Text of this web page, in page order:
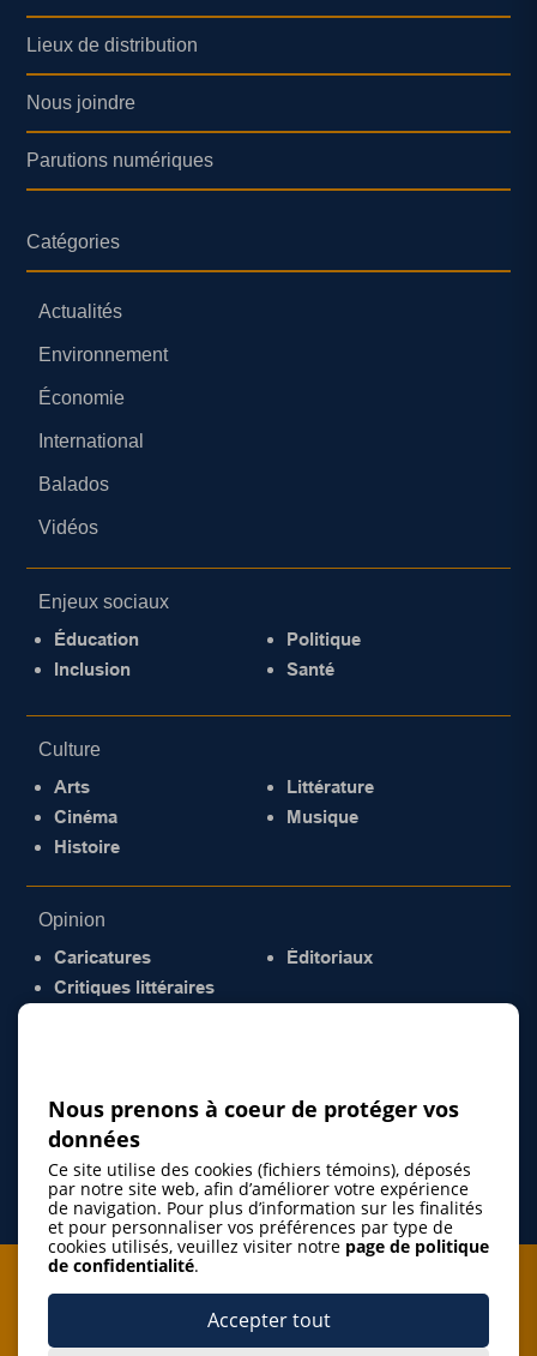
Lieux de distribution
Nous joindre
Parutions numériques
Catégories
Actualités
Environnement
Économie
International
Balados
Vidéos
Enjeux sociaux
Éducation
Inclusion
Politique
Santé
Culture
Arts
Cinéma
Histoire
Littérature
Musique
Opinion
Caricatures
Critiques littéraires
Éditoriaux
Je m'abonne à l'infolettre
Nous prenons à coeur de protéger vos
données
Ce site utilise des cookies (fichiers témoins), déposés
par notre site web, afin d’améliorer votre expérience
de navigation. Pour plus d’information sur les finalités
et pour personnaliser vos préférences par type de
cookies utilisés, veuillez visiter notre page de politique
de confidentialité.
Accepter tout